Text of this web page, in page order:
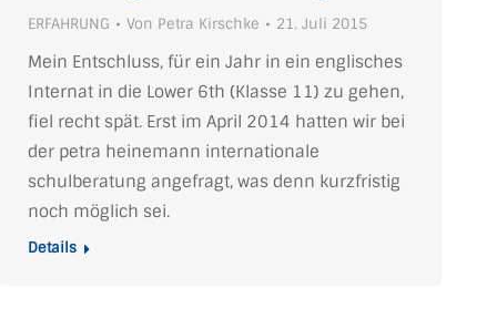
ERFAHRUNG Von Petra Kirschke 21. Juli 2015
Mein Entschluss, für ein Jahr in ein englisches
Internat in die Lower 6th (Klasse 11) zu gehen,
fiel recht spät. Erst im April 2014 hatten wir bei
der petra heinemann internationale
schulberatung angefragt, was denn kurzfristig
noch möglich sei.
Details